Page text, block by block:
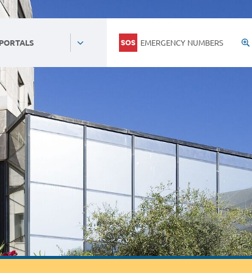
EMERGENCY NUMBERS